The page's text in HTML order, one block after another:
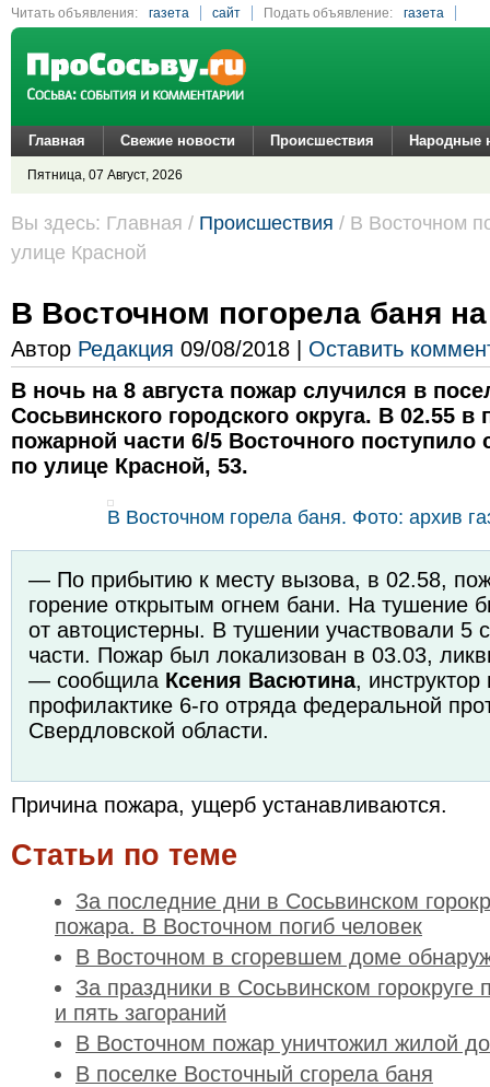
Читать объявления: газета сайт Подать объявление:
газета
сайт
Главная Свежие новости Происшествия Народные
Пятница, 07 Август, 2026
Вы здесь: Главная / Происшествия / В Восточном
улице Красной
В Восточном погорела баня
Автор Редакция 09/08/2018 | Оставить
В ночь на 8 августа пожар случился в
Сосьвинского городского округа. В 02.55 в
пожарной части 6/5 Восточного
по улице Красной, 53.
В Восточном горела баня. Фото: архив
— По прибытию к месту вызова, в 02.58,
горение открытым огнем бани. На тушение
от автоцистерны. В тушении участвовали 5
части. Пожар был локализован в 03.03,
— сообщила Ксения Васютина,
профилактике 6-го отряда федеральной
Свердловской области.
Причина пожара, ущерб устанавливаются.
Статьи по теме
За последние дни в Сосьвинском
пожара. В Восточном погиб человек
В Восточном в сгоревшем доме
За праздники в Сосьвинском
и пять загораний
В Восточном пожар уничтожил жилой
В поселке Восточный сгорела баня